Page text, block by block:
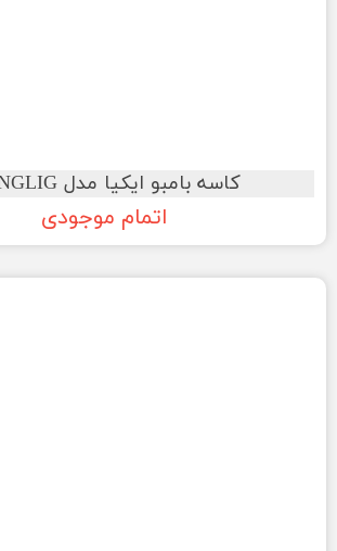
کاسه بامبو ایکیا مدل RUNGLIG
اتمام موجودی